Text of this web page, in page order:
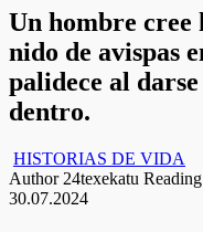
Un hombre cree
nido de avispas
palidece al
dentro.
HISTORIAS DE VIDA
Author 24texekatu Reading
30.07.2024